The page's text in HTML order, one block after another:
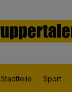
Stadtteile Sport